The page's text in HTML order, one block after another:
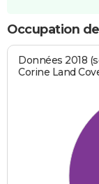
Occupation
Données 2018
Corine Land